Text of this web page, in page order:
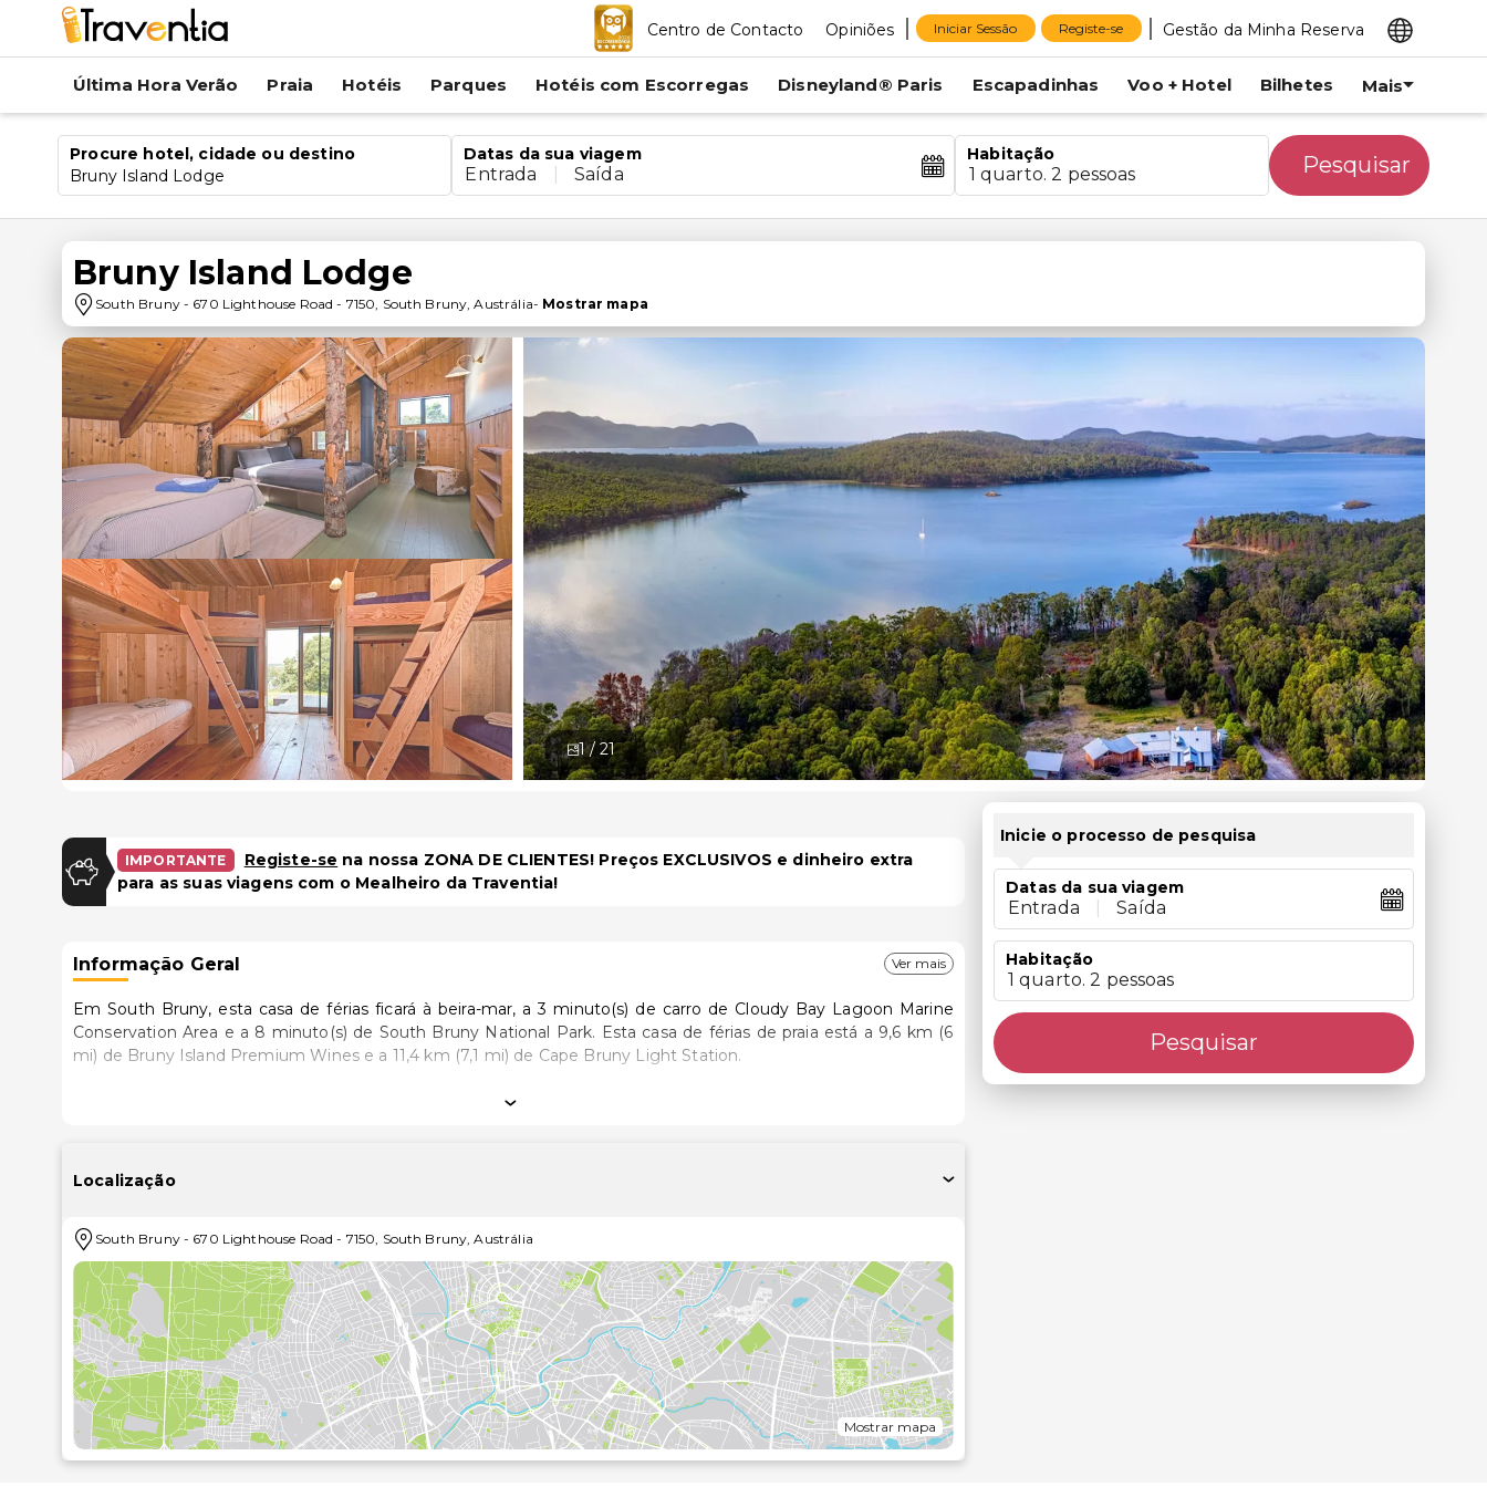
Centro de Contacto Opiniões Iniciar Sessão Registe-se Gestão da Minha Reserva
Última Hora Verão Praia Hotéis Parques Hotéis com Escorregas Disneyland® Paris Escapadinhas Voo + Hotel Bilhetes Mais
Procure hotel, cidade ou destino
Bruny Island Lodge
Datas da sua viagem
Entrada Saída
Habitação
1 quarto. 2 pessoas Pesquisar
Bruny Island Lodge
South Bruny- 670 Lighthouse Road - 7150, South Bruny,Austrália- Mostrar mapa
1 /21
IMPORTANTE Registe-se na nossa ZONA DE CLIENTES! Preços EXCLUSIVOS e dinheiro extra
para as suas viagens com o Mealheiro da Traventia!
Informação Geral Ver mais
Em South Bruny, esta casa de férias ficará à beira-mar, a 3 minuto(s) de carro de Cloudy Bay Lagoon Marine
Conservation Area e a 8 minuto(s) de South Bruny National Park. Esta casa de férias de praia está a 9,6 km (6
mi) de Bruny Island Premium Wines e a 11,4 km (7,1 mi) de Cape Bruny Light Station.
Sinta-se em casa nesta casa de férias com cozinha, um frigorífico/congelador grande e um forno. A unidade
ondas, juntamente com limpeza uma vez por estadia.
seu dispor, incluindo uma sala de jogos. Esta casa de férias disponibiliza ainda uma área para piqueniques e
churrasqueiras.
Há estacionamento grátis no local.
As distâncias são apresentadas à 0,1 milha e ao quilómetro mais próximo.
Cloudy Bay Lagoon Marine Conservation Area - 0,8 km/0,5 mi
South Bruny National Park - 3,3 km/2 mi
Bruny Island Premium Wines - 9,6 km/6 mi
Cape Bruny Light Station - 11,4 km/7,1 mi
Localização
South Bruny- 670 Lighthouse Road - 7150, South Bruny,Austrália
Mostrar mapa
Inicie o processo de pesquisa
Datas da sua viagem
Entrada Saída
Habitação
1 quarto. 2 pessoas
Pesquisar